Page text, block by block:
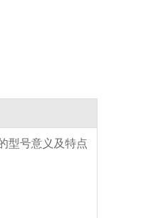
型号意义及特点